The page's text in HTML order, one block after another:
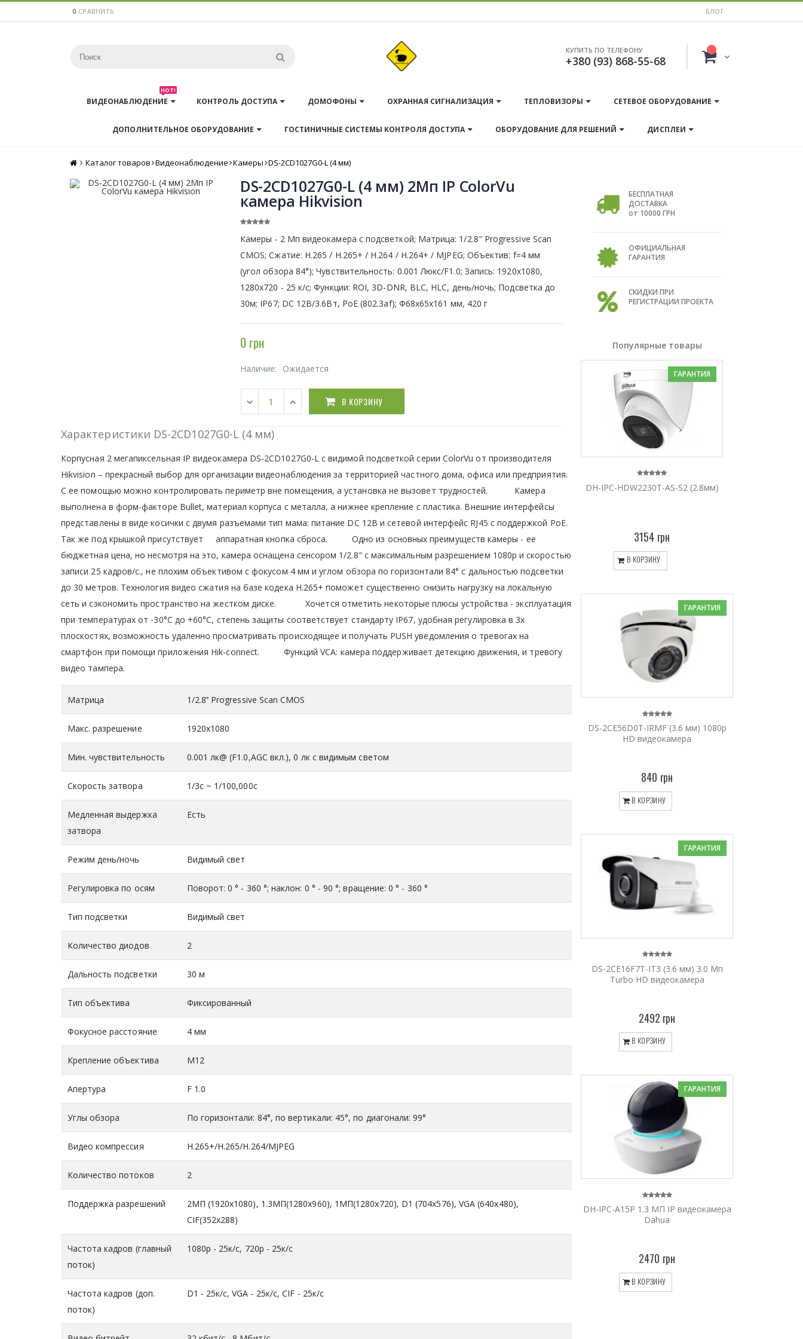
0 СРАВНИТЬ БЛОГ
КУПИТЬ ПО ТЕЛЕФОНУ
+380 (93) 868-55-68
ВИДЕОНАБЛЮДЕНИЕ
HOT!
КОНТРОЛЬ ДОСТУПА ДОМОФОНЫ ОХРАННАЯ СИГНАЛИЗАЦИЯ ТЕПЛОВИЗОРЫ СЕТЕВОЕ ОБОРУДОВАНИЕ
ДОПОЛНИТЕЛЬНОЕ ОБОРУДОВАНИЕ ГОСТИНИЧНЫЕ СИСТЕМЫ КОНТРОЛЯ ДОСТУПА ОБОРУДОВАНИЕ ДЛЯ РЕШЕНИЙ ДИСПЛЕИ
Главная
Каталог товаров Видеонаблюдение Камеры DS-2CD1027G0-L (4 мм)
DS-2CD1027G0-L (4 мм) 2Мп IP ColorVu
камера Hikvision
Камеры - 2 Мп видеокамера с подсветкой; Матрица: 1/2.8" Progressive Scan
CMOS; Сжатие: Н.265 / Н.265+ / H.264 / H.264+ / MJPEG; Объектив: f=4 мм
(угол обзора 84°); Чувствительность: 0.001 Люкс/F1.0; Запись: 1920x1080,
1280х720 - 25 к/с; Функции: ROI, 3D-DNR, BLC, HLC, день/ночь; Подсветка до
30м; IP67; DC 12В/3.6Вт, PoE (802.3af); Ф68х65x161 мм, 420 г
0 грн
Наличие: Ожидается
В КОРЗИНУ
Характеристики DS-2CD1027G0-L (4 мм)
Корпусная 2 мегапиксельная IP видеокамера DS-2CD1027G0-L с видимой подсветкой серии ColorVu от производителя
Hikvision – прекрасный выбор для организации видеонаблюдения за территорией частного дома, офиса или предприятия.
С ее помощью можно контролировать периметр вне помещения, а установка не вызовет трудностей. Камера
выполнена в форм-факторе Bullet, материал корпуса с металла, а нижнее крепление с пластика. Внешние интерфейсы
представлены в виде косички с двумя разъемами тип мама: питание DC 12В и сетевой интерфейс RJ45 с поддержкой PoE.
Так же под крышкой присутствует аппаратная кнопка сброса. Одно из основных преимуществ камеры - ее
бюджетная цена, но несмотря на это, камера оснащена сенсором 1/2.8" с максимальным разрешением 1080р и скоростью
записи 25 кадров/с., не плохим объективом с фокусом 4 мм и углом обзора по горизонтали 84° с дальностью подсветки
до 30 метров. Технология видео сжатия на базе кодека Н.265+ поможет существенно снизить нагрузку на локальную
сеть и сэкономить пространство на жестком диске. Хочется отметить некоторые плюсы устройства - эксплуатация
при температурах от -30°C до +60°C, степень защиты соответствует стандарту IP67, удобная регулировка в 3х
плоскостях, возможность удаленно просматривать происходящее и получать PUSH уведомления о тревогах на
смартфон при помощи приложения Hik-connect. Функций VCA: камера поддерживает детекцию движения, и тревогу
видео тампера.
Матрица 1/2.8’’ Progressive Scan CMOS
Макс. разрешение 1920x1080
Мин. чувствительность 0.001 лк@ (F1.0,AGC вкл.), 0 лк с видимым светом
Скорость затвора 1/3с ~ 1/100,000с
Медленная выдержка
затвора
Есть
Режим день/ночь Видимый свет
Регулировка по осям Поворот: 0 ° - 360 °; наклон: 0 ° - 90 °; вращение: 0 ° - 360 °
Тип подсветки Видимый свет
Количество диодов 2
Дальность подсветки 30 м
Тип объектива Фиксированный
Фокусное расстояние 4 мм
Крепление объектива М12
Апертура F 1.0
Углы обзора По горизонтали: 84°, по вертикали: 45°, по диагонали: 99°
Видео компрессия H.265+/H.265/H.264/MJPEG
Количество потоков 2
Поддержка разрешений
2МП (1920x1080), 1.3MП(1280x960), 1МП(1280x720), D1 (704x576), VGA (640x480),
CIF(352x288)
Частота кадров (главный
поток)
1080р - 25к/с, 720р - 25к/с
Частота кадров (доп.
поток)
D1 - 25к/c, VGA - 25к/с, CIF - 25к/с
БЕСПЛАТНАЯ
ДОСТАВКА
от 10000 ГРН
ОФИЦИАЛЬНАЯ
ГАРАНТИЯ
СКИДКИ ПРИ
РЕГИСТРАЦИИ ПРОЕКТА
Популярные товары
ГАРАНТИЯ
DH-IPC-HDW2230T-AS-S2 (2.8мм)
3154 грн
В КОРЗИНУ
ГАРАНТИЯ
DS-2CE56D0T-IRMF (3.6 мм) 1080p
HD видеокамера
840 грн
В КОРЗИНУ
ГАРАНТИЯ
DS-2CE16F7T-IT3 (3.6 мм) 3.0 Мп
Turbo HD видеокамера
2492 грн
В КОРЗИНУ
ГАРАНТИЯ
DH-IPC-A15P 1.3 МП IP видеокамера
Dahua
2470 грн
В КОРЗИНУ